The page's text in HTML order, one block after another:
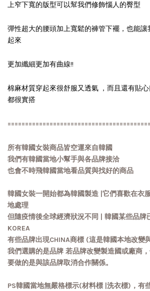
上窄下寬的版型可以幫我們修飾惱人的臀型
彈性超大的腰頭加上寬鬆的褲管下襬，也能
起來
更加纖細更加有曲線!!
棉麻材質穿起來很舒服又透氣 ，而且還有貼
都很實搭
所有韓國女裝商品皆空運來自韓國
我們有韓國當地小幫手與各品牌接洽
也會不時飛韓國當地看品質與找好的商品
韓國女裝一開始都為韓國製造 |它們喜歡在衣
地處理
但隨疫情後全球經濟狀況不同 | 韓國某些品牌
KOREA
有些品牌出現CHINA商標 (這是韓國本地改變
我們選購的是品牌 若品牌改變製造國或廠商
要做的是與該品牌取消合作關係。
PS韓國當地無嚴格標示(材料標 |洗衣標)，有